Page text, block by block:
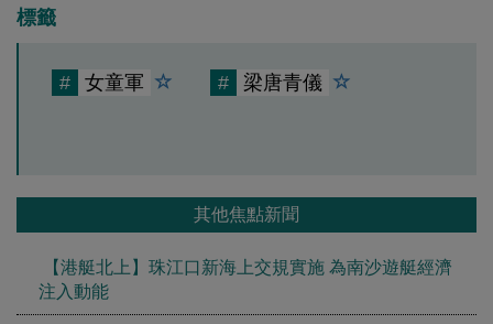
標籤
# 女童軍 # 梁唐青儀
其他焦點新聞
【港艇北上】珠江口新海上交規實施 為南沙遊艇經濟
注入動能